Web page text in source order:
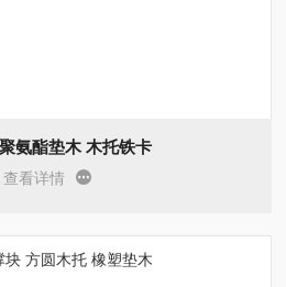
氨酯垫木 木托铁卡
查看详情